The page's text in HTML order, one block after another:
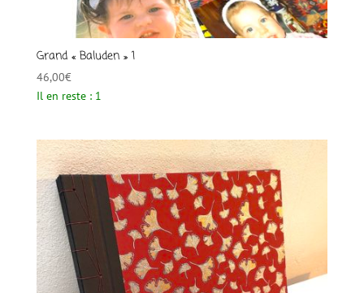
Grand « Baluden » 1
46,00€
Il en reste : 1